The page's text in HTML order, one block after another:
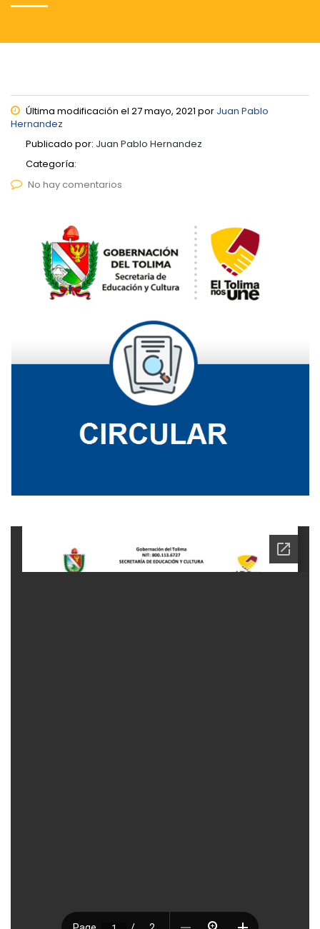
Última modificación el 27 mayo, 2021 por Juan Pablo
Hernandez
Publicado por: Juan Pablo Hernandez
Categoría:
No hay comentarios